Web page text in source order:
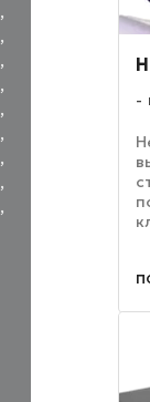
,
,
,
,
,
,
,
,
,